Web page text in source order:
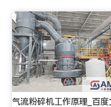
气流粉碎机工作原理_百度